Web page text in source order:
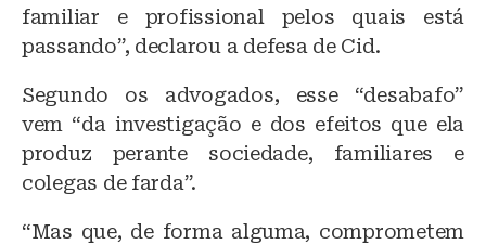
familiar e profissional pelos quais está
passando”, declarou a defesa de Cid.
Segundo os advogados, esse “desabafo”
vem “da investigação e dos efeitos que ela
produz perante sociedade, familiares e
colegas de farda”.
“Mas que, de forma alguma, comprometem